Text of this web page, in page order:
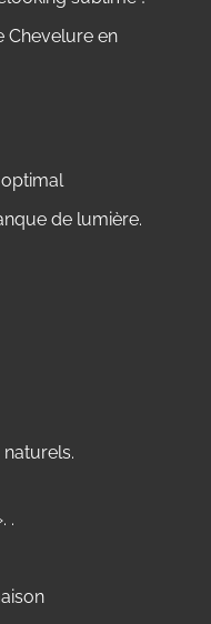
Chevelure en
de lumière.
.